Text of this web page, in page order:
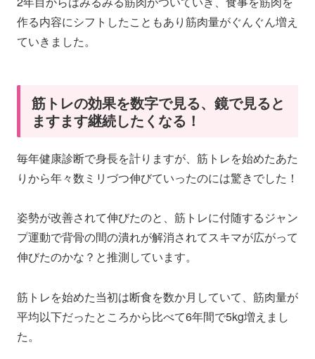
作る内容にシフトしたこともあり筋肉量がぐんぐん増え
ていきました。
筋トレの効果を数字で見る、鏡で見ると
ますます継続したくなる！
毎年健康診断で身長を計りますが、筋トレを始めたあた
りから年々数ミリづつ伸びていったのには驚きでした！
姿勢が改善されて伸びたのと、筋トレに付随するジャン
プ運動で背骨の間の潰れが解消されてスキマが広がって
伸びたのかな？と推測しています。
筋トレを始めた当初は断食を数か月していて、筋肉量が
平均以下だったところから比べて6年間で5kg増えまし
た。